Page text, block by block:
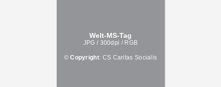
Welt-MS-Tag
JPG / 300dpi / RGB
©Copyright: CS Caritas Socialis